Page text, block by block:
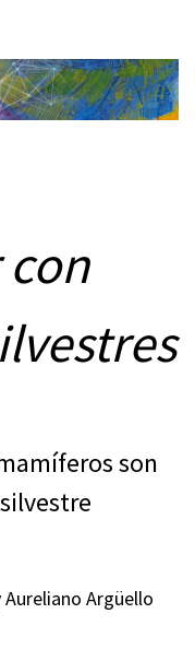
son
Aureliano Argüello